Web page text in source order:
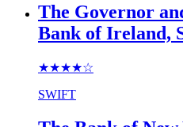
The Governor
Bank of Ireland,
★★★★☆
SWIFT